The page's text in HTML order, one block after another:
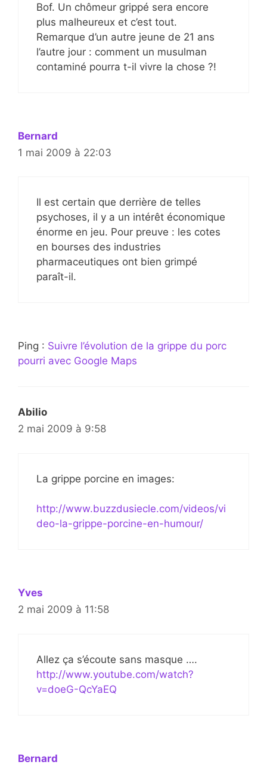
Bof. Un chômeur grippé sera encore
plus malheureux et c’est tout.
Remarque d’un autre jeune de 21 ans
l’autre jour : comment un musulman
contaminé pourra t-il vivre la chose ?!
Bernard
1 mai 2009 à 22:03
Il est certain que derrière de telles
psychoses, il y a un intérêt économique
énorme en jeu. Pour preuve : les cotes
en bourses des industries
pharmaceutiques ont bien grimpé
paraît-il.
Ping : Suivre l’évolution de la grippe du porc
pourri avec Google Maps
Abilio
2 mai 2009 à 9:58
La grippe porcine en images:
http://www.buzzdusiecle.com/videos/vi
deo-la-grippe-porcine-en-humour/
Yves
2 mai 2009 à 11:58
Allez ça s’écoute sans masque ….
http://www.youtube.com/watch?
v=doeG-QcYaEQ
Bernard